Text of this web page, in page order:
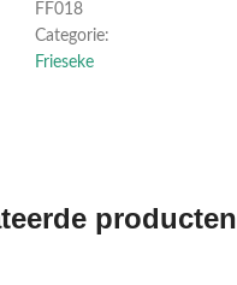
FF018
Categorie:
Frieseke
producten